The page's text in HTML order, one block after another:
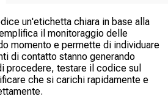
un'etichetta chiara in base alla
il monitoraggio delle
momento e permette di individuare
di contatto stanno generando
procedere, testare il codice sul
che si carichi rapidamente e